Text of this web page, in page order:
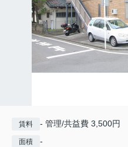
賃料 - 管理/共益費 3,500円
面積 -